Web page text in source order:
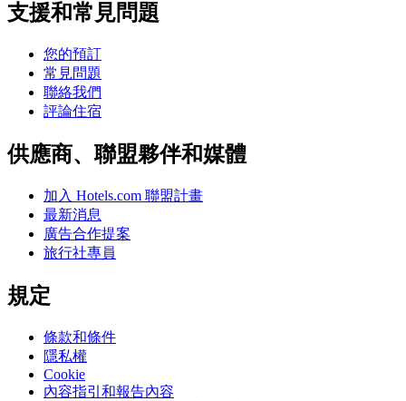
支援和常見問題
您的預訂
常見問題
聯絡我們
評論住宿
供應商、聯盟夥伴和媒體
加入 Hotels.com 聯盟計畫
最新消息
廣告合作提案
旅行社專員
規定
條款和條件
隱私權
Cookie
內容指引和報告內容